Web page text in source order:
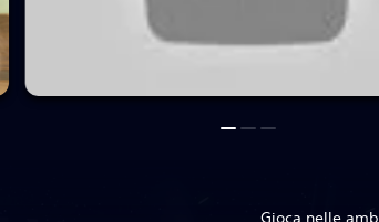
Gioca nelle